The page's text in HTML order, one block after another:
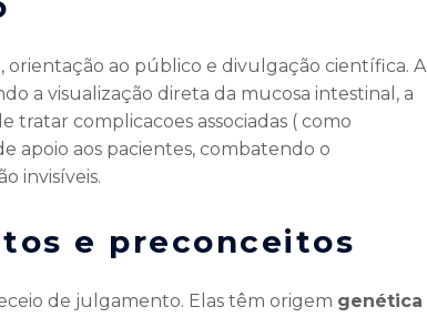
, orientação ao público e divulgação científica. A
a visualização direta da mucosa intestinal, a
tratar complicacoes associadas ( como
apoio aos pacientes, combatendo o
invisíveis.
e preconceitos
de julgamento. Elas têm origem genética